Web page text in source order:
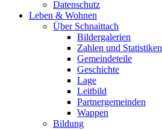
Datenschutz
Leben & Wohnen
Über Schnaittach
Bildergalerien
Zahlen und Statistiken
Gemeindeteile
Geschichte
Lage
Leitbild
Partnergemeinden
Wappen
Bildung